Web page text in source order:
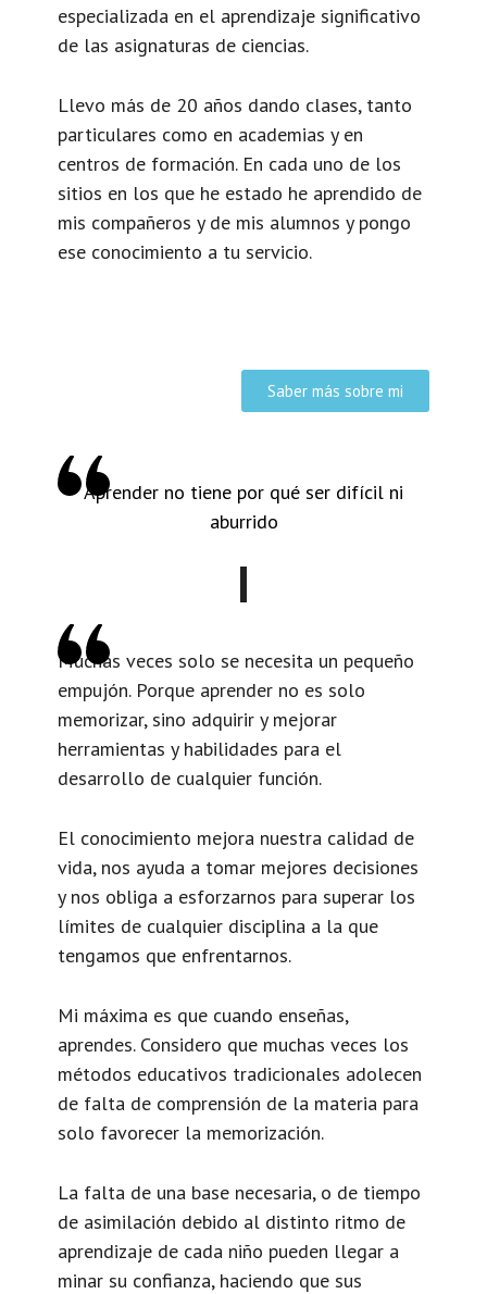
especializada en el aprendizaje significativo
de las asignaturas de ciencias.
Llevo más de 20 años dando clases, tanto
particulares como en academias y en
centros de formación. En cada uno de los
sitios en los que he estado he aprendido de
mis compañeros y de mis alumnos y pongo
ese conocimiento a tu servicio.
Saber más sobre mi
Aprender no tiene por qué ser difícil ni
aburrido
Muchas veces solo se necesita un pequeño
empujón. Porque aprender no es solo
memorizar, sino adquirir y mejorar
herramientas y habilidades para el
desarrollo de cualquier función.
El conocimiento mejora nuestra calidad de
vida, nos ayuda a tomar mejores decisiones
y nos obliga a esforzarnos para superar los
límites de cualquier disciplina a la que
tengamos que enfrentarnos.
Mi máxima es que cuando enseñas,
aprendes. Considero que muchas veces los
métodos educativos tradicionales adolecen
de falta de comprensión de la materia para
solo favorecer la memorización.
La falta de una base necesaria, o de tiempo
de asimilación debido al distinto ritmo de
aprendizaje de cada niño pueden llegar a
minar su confianza, haciendo que sus